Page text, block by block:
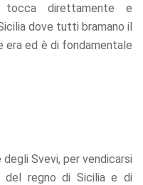
tocca direttamente e
dove tutti bramano il
era ed è di fondamentale
degli Svevi, per vendicarsi
del regno di Sicilia e di